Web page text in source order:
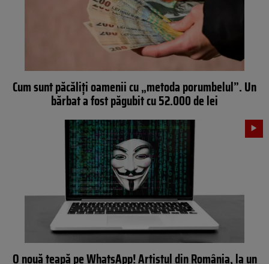
Cum sunt păcăliți oamenii cu „metoda porumbelul”. Un
bărbat a fost păgubit cu 52.000 de lei
O nouă țeapă pe WhatsApp! Artistul din România, la un